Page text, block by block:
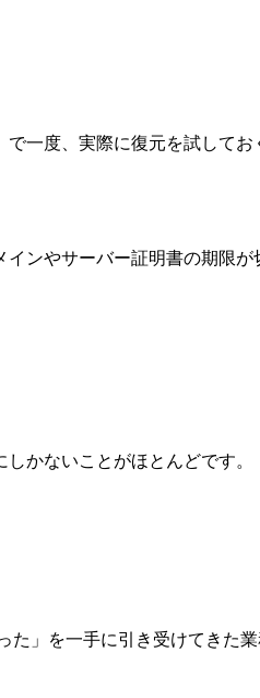
一度、実際に復元を試して
ンやサーバー証明書の期限
かないことがほとんどです。
た」を一手に引き受けてきた